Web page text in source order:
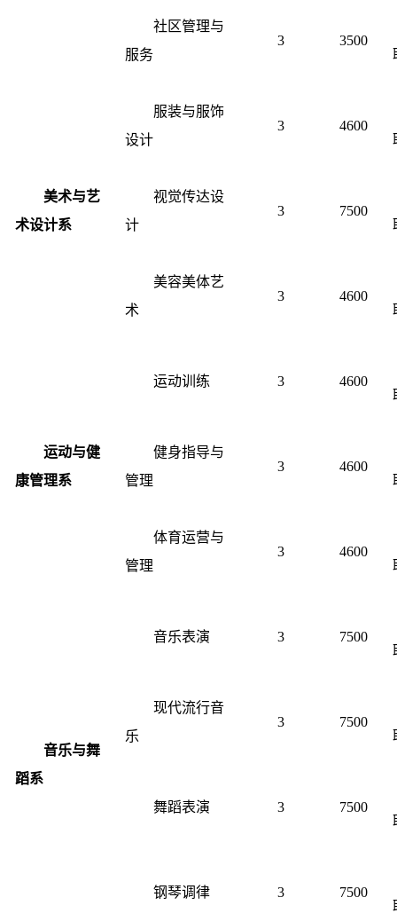
社区管理与
服务
3
3500
美术与艺
术设计系
服装与服饰
设计
3
4600
视觉传达设
计
3
7500
美容美体艺
术
3
4600
运动与健
康管理系
运动训练 3
4600
健身指导与
管理
3
4600
体育运营与
管理
3
4600
音乐与舞
蹈系
音乐表演 3
7500
现代流行音
乐
3
7500
舞蹈表演 3
7500
钢琴调律 3
7500